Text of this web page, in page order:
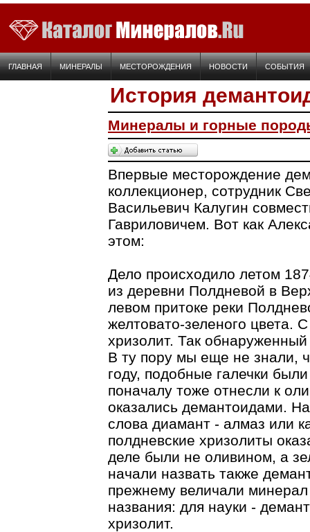
ГЛАВНАЯ МИНЕРАЛЫ МЕСТОРОЖДЕНИЯ НОВОСТИ СОБЫТИЯ
История
Минералы и горные
Впервые месторождение
коллекционер, сотрудник
Васильевич Калугин
Гавриловичем. Вот как
этом:
Дело происходило летом
из деревни Полдневой в
левом притоке реки
желтовато-зеленого цвета.
хризолит. Так
В ту пору мы еще не знали,
году, подобные галечки
поначалу тоже отнесли к
оказались демантоидами.
слова диамант - алмаз или
полдневские хризолиты
деле были не оливином, а
начали назвать также
прежнему величали
названия: для науки -
хризолит.